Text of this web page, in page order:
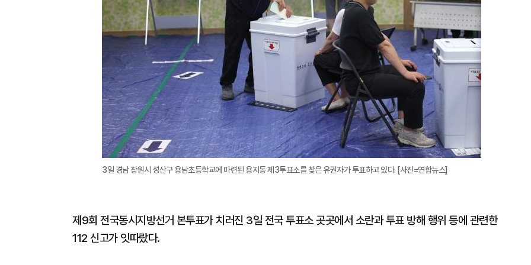
3일 경남 창원시 성산구 용남초등학교에 마련된 용지동 제3투표소를 찾은 유권자가 투표하고 있다. [사진=연합뉴스]
제9회 전국동시지방선거 본투표가 치러진 3일 전국 투표소 곳곳에서 소란과 투표 방해 행위 등에 관련한
112 신고가 잇따랐다.